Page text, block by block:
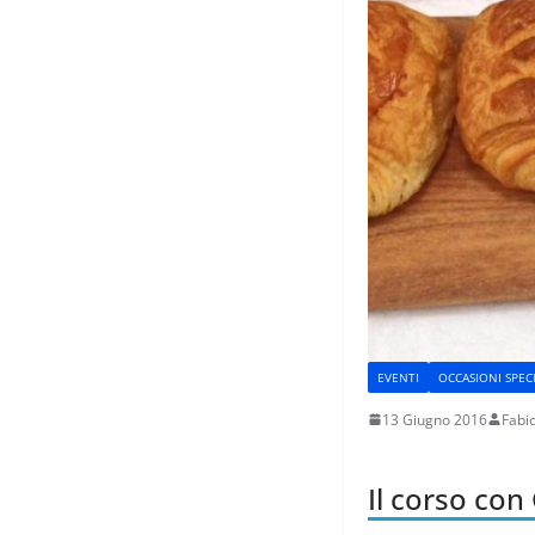
EVENTI OCCASIONI
13 Giugno 2016
Il corso con